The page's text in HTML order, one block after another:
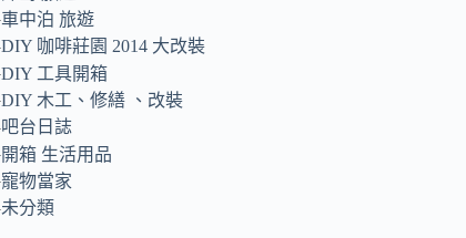
車中泊 旅遊
DIY 咖啡莊園 2014 大改裝
DIY 工具開箱
DIY 木工、修繕 、改裝
吧台日誌
開箱 生活用品
寵物當家
未分類